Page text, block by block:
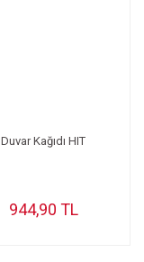
Duvar Kağıdı HIT
944,90 TL